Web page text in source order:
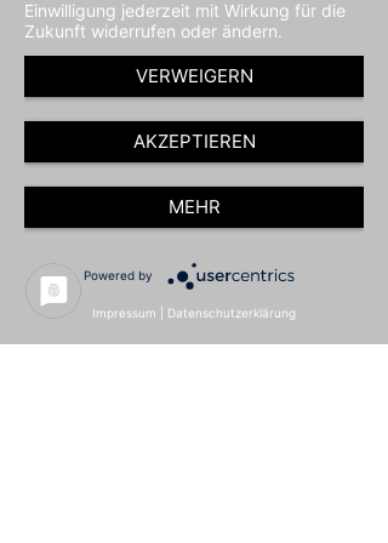
Download (soweit verfügbar)
Einwilligung jederzeit mit Wirkung für die
Zukunft widerrufen oder ändern.
VERWEIGERN
AKZEPTIEREN
MEHR
Powered by
Impressum Datenschutzerklärung